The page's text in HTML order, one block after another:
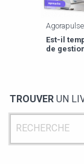
Agorapulse
Est-il
de
TROUVER UN